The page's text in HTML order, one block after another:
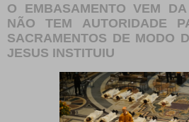
O EMBASAMENTO VEM
NÃO TEM AUTORIDADE
SACRAMENTOS DE MODO
JESUS INSTITUIU